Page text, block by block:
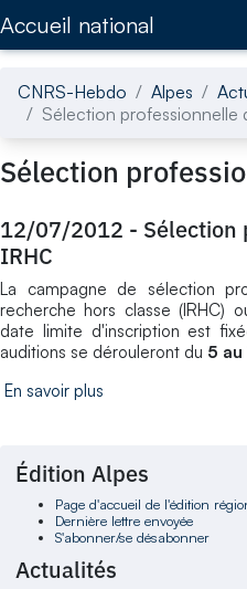
Accueil national
CNRS-Hebdo Alpes
Sélection professionnelle
Sélection
12/07/2012 - Sélection
IRHC
La campagne de sélection
recherche hors classe (IRHC)
date limite d'inscription est
auditions se dérouleront du 5 au
En savoir plus
Édition Alpes
Page d'accueil de l'édition
Dernière lettre envoyée
S'abonner/se désabonner
Actualités